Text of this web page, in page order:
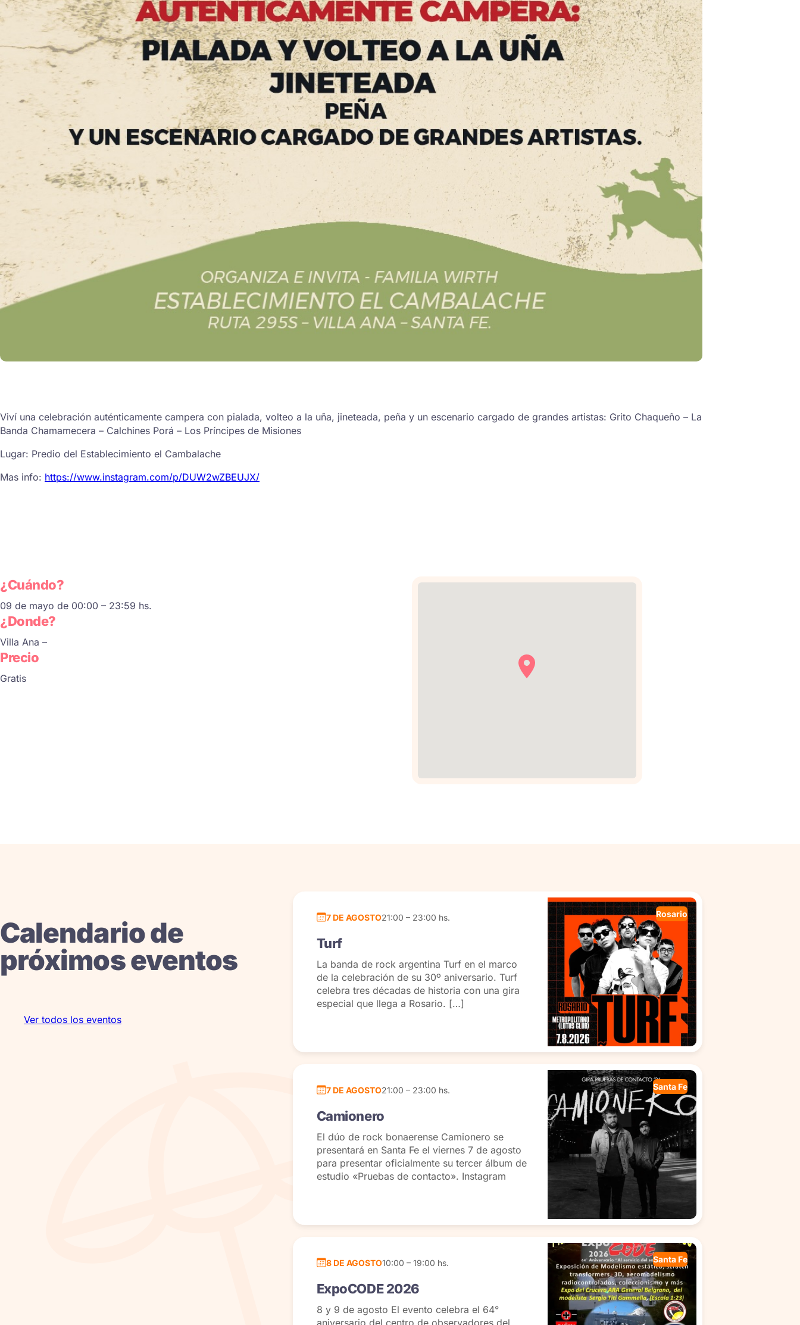
Viví una celebración auténticamente campera con pialada, volteo a la uña, jineteada, peña y un escenario cargado de grandes artistas: Grito Chaqueño – La
Banda Chamamecera – Calchines Porá – Los Príncipes de Misiones
Lugar: Predio del Establecimiento el Cambalache
Mas info: https://www.instagram.com/p/DUW2wZBEUJX/
¿Cuándo?
09 de mayo de 00:00 – 23:59 hs.
¿Donde?
Villa Ana –
Precio
Gratis
Calendario de
próximos eventos
Ver todos los eventos
Rosario
7 DE AGOSTO21:00 – 23:00 hs.
Turf
La banda de rock argentina Turf en el marco
de la celebración de su 30º aniversario. Turf
celebra tres décadas de historia con una gira
especial que llega a Rosario. […]
Santa Fe
7 DE AGOSTO21:00 – 23:00 hs.
Camionero
El dúo de rock bonaerense Camionero se
presentará en Santa Fe el viernes 7 de agosto
para presentar oficialmente su tercer álbum de
estudio «Pruebas de contacto». Instagram
Santa Fe
8 DE AGOSTO10:00 – 19:00 hs.
ExpoCODE 2026
8 y 9 de agosto El evento celebra el 64°